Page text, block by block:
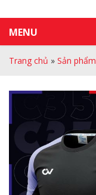
MENU
Trang chủ » Sản phẩm